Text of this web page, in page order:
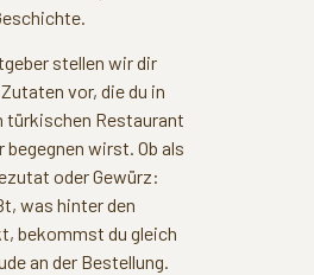
stellen wir dir
vor, die du in
türkischen Restaurant
begegnen wirst. Ob als
oder Gewürz:
was hinter den
bekommst du gleich
an der Bestellung.